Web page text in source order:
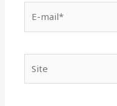
mail*